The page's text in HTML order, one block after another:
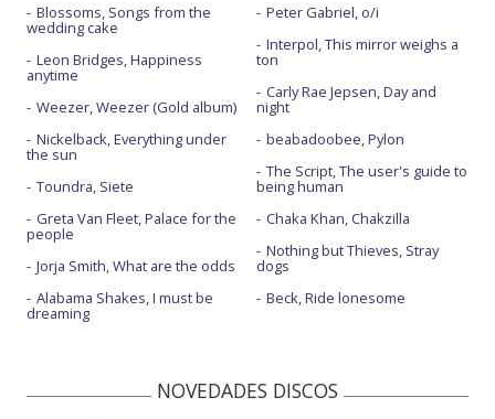
Blossoms, Songs from the
wedding cake
Leon Bridges, Happiness
anytime
Weezer, Weezer (Gold album)
Nickelback, Everything under
the sun
Toundra, Siete
Greta Van Fleet, Palace for the
people
Jorja Smith, What are the odds
Alabama Shakes, I must be
dreaming
Peter Gabriel, o/i
Interpol, This mirror weighs a
ton
Carly Rae Jepsen, Day and
night
beabadoobee, Pylon
The Script, The user's guide to
being human
Chaka Khan, Chakzilla
Nothing but Thieves, Stray
dogs
Beck, Ride lonesome
NOVEDADES DISCOS